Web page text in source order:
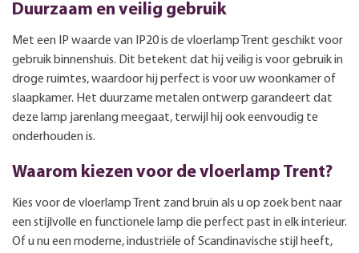
Duurzaam en veilig gebruik
Met een IP waarde van IP20 is de vloerlamp Trent geschikt voor
gebruik binnenshuis. Dit betekent dat hij veilig is voor gebruik in
droge ruimtes, waardoor hij perfect is voor uw woonkamer of
slaapkamer. Het duurzame metalen ontwerp garandeert dat
deze lamp jarenlang meegaat, terwijl hij ook eenvoudig te
onderhouden is.
Waarom kiezen voor de vloerlamp Trent?
Kies voor de vloerlamp Trent zand bruin als u op zoek bent naar
een stijlvolle en functionele lamp die perfect past in elk interieur.
Of u nu een moderne, industriële of Scandinavische stijl heeft,